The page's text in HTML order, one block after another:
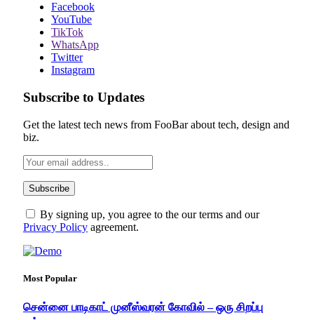
Facebook
YouTube
TikTok
WhatsApp
Twitter
Instagram
Subscribe to Updates
Get the latest tech news from FooBar about tech, design and
biz.
By signing up, you agree to the our terms and our
Privacy Policy agreement.
Most Popular
சென்னை பாடிகாட் முனீஸ்வரன் கோவில் – ஒரு சிறப்பு